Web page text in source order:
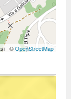
- ©OpenStreetMap